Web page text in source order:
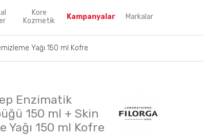
Kore
Kozmetik
Kampanyalar Markalar
Yağı 150 ml Kofre
Enzimatik
150 ml + Skin
Yağı 150 ml Kofre